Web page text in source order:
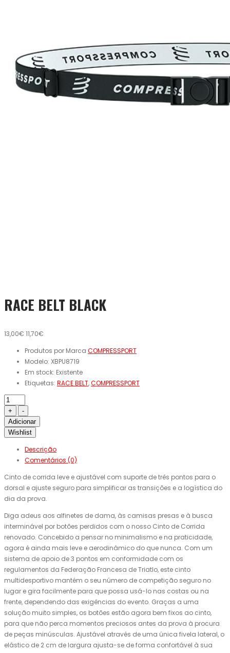
RACE BELT BLACK
13,00€ 11,70€
Produtos por Marca COMPRESSPORT
Modelo: XBPU8719
Em stock: Existente
Etiquetas: RACE BELT,COMPRESSPORT
Adicionar
Wishlist
Descrição
Comentários (0)
Cinto de corrida leve e ajustável com suporte de três pontos para o
dorsal e ajuste seguro para simplificar as transições e a logística do
dia da prova.
Diga adeus aos alfinetes de dama, às camisas presas e à busca
interminável por botões perdidos com o nosso Cinto de Corrida
renovado. Concebido a pensar no minimalismo e na praticidade,
agora é ainda mais leve e aerodinâmico do que nunca. Com um
sistema de apoio de 3 pontos em conformidade com os
regulamentos da Federação Francesa de Triatlo, este cinto
multidesportivo mantém o seu número de competição seguro no
lugar e gira facilmente para que possa usá-lo nas costas ou na
frente, dependendo das exigências do evento. Graças a uma
solução muito simples, os botões estão agora bem fixos ao cinto,
para que não perca momentos preciosos antes da prova à procura
de peças minúsculas. Ajustável através de uma única fivela lateral, o
elástico de 2 cm de largura ajusta-se de forma confortável à sua